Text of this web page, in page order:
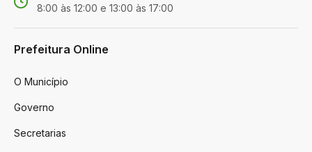
8:00 às 12:00 e 13:00 às 17:00
Prefeitura Online
O Município
Governo
Secretarias